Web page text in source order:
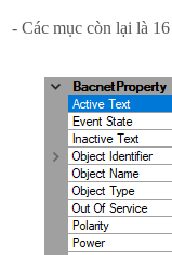
- Các mục còn lại là